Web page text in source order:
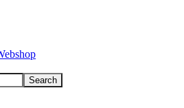
Search